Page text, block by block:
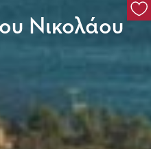
Νικολάου